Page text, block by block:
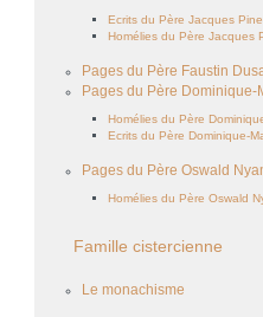
Ecrits du Père Jacques
Homélies du Père Jacques
Pages du Père Faustin
Pages du Père Dominique-
Homélies du Père
Ecrits du Père Dominique-
Pages du Père Oswald
Homélies du Père Oswald
Famille cistercienne
Le monachisme